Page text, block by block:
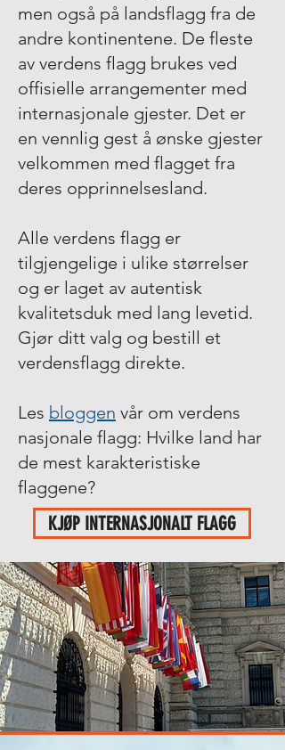
men også på landsflagg fra de
andre kontinentene. De fleste
av verdens flagg brukes ved
offisielle arrangementer med
internasjonale gjester. Det er
en vennlig gest å ønske gjester
velkommen med flagget fra
deres opprinnelsesland.
Alle verdens flagg er
tilgjengelige i ulike størrelser
og er laget av autentisk
kvalitetsduk med lang levetid.
Gjør ditt valg og bestill et
verdensflagg direkte.
Les bloggen vår om verdens
nasjonale flagg: Hvilke land har
de mest karakteristiske
flaggene?
KJØP INTERNASJONALT FLAGG